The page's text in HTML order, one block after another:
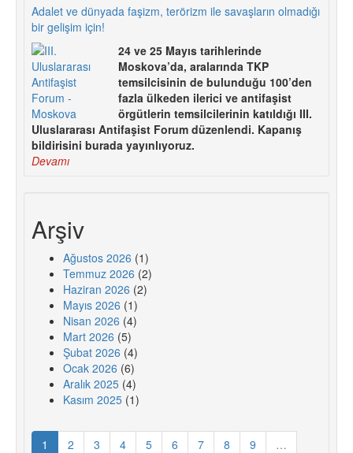
Adalet ve dünyada faşizm, terörizm ile savaşların olmadığı
bir gelişim için!
24 ve 25 Mayıs tarihlerinde
Moskova’da, aralarında TKP
temsilcisinin de bulunduğu 100’den
fazla ülkeden ilerici ve antifaşist
örgütlerin temsilcilerinin katıldığı III.
Uluslararası Antifaşist Forum düzenlendi. Kapanış
bildirisini burada yayınlıyoruz.
Devamı
Arşiv
Ağustos 2026 (1)
Temmuz 2026 (2)
Haziran 2026 (2)
Mayıs 2026 (1)
Nisan 2026 (4)
Mart 2026 (5)
Şubat 2026 (4)
Ocak 2026 (6)
Aralık 2025 (4)
Kasım 2025 (1)
1 2 3 4 5 6 7 8 9 …